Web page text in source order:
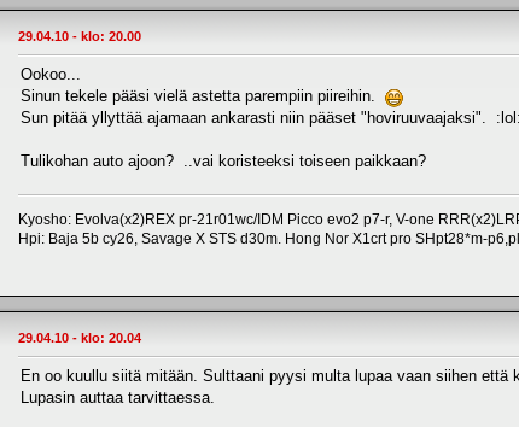
29.04.10 - klo: 20.00
Ookoo...
Sinun tekele pääsi vielä astetta parempiin piireihin.
Sun pitää yllyttää ajamaan ankarasti niin pääset "hoviruuvaajaksi". :lol:
Tulikohan auto ajoon? ..vai koristeeksi toiseen paikkaan?
Kyosho: Evolva(x2)REX pr-21r01wc/IDM Picco evo2 p7-r, V-one
Hpi: Baja 5b cy26, Savage X STS d30m. Hong Nor X1crt pro SHpt28*m-
29.04.10 - klo: 20.04
En oo kuullu siitä mitään. Sulttaani pyysi multa lupaa vaan siihen
Lupasin auttaa tarvittaessa.